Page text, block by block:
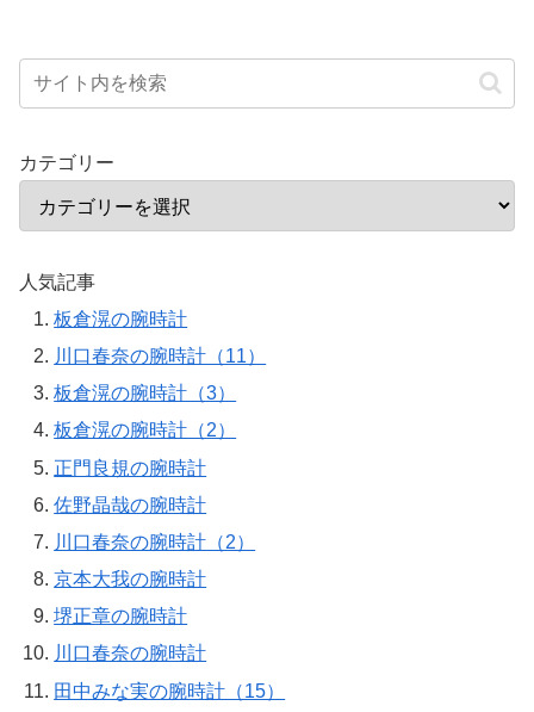
カテゴリー
人気記事
板倉滉の腕時計
川口春奈の腕時計（11）
板倉滉の腕時計（3）
板倉滉の腕時計（2）
正門良規の腕時計
佐野晶哉の腕時計
川口春奈の腕時計（2）
京本大我の腕時計
堺正章の腕時計
川口春奈の腕時計
田中みな実の腕時計（15）